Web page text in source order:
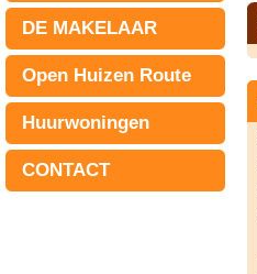
DE MAKELAAR
Open Huizen Route
Huurwoningen
CONTACT